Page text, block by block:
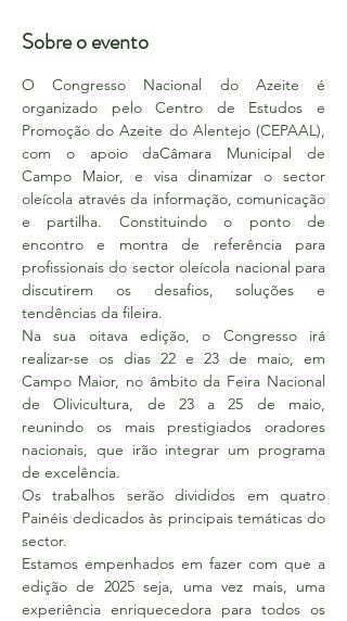
Sobre o evento
O Congresso Nacional do Azeite é
organizado pelo Centro de Estudos e
Promoção do Azeite do Alentejo (CEPAAL),
com o apoio daCâmara Municipal de
Campo Maior, e visa dinamizar o sector
oleícola através da informação, comunicação
e partilha. Constituindo o ponto de
encontro e montra de referência para
profissionais do sector oleícola nacional para
discutirem os desafios, soluções e
tendências da fileira.
Na sua oitava edição, o Congresso irá
realizar-se os dias 22 e 23 de maio, em
Campo Maior, no âmbito da Feira Nacional
de Olivicultura, de 23 a 25 de maio,
reunindo os mais prestigiados oradores
nacionais, que irão integrar um programa
de excelência.
Os trabalhos serão divididos em quatro
Painéis dedicados às principais temáticas do
sector.
Estamos empenhados em fazer com que a
edição de 2025 seja, uma vez mais, uma
experiência enriquecedora para todos os